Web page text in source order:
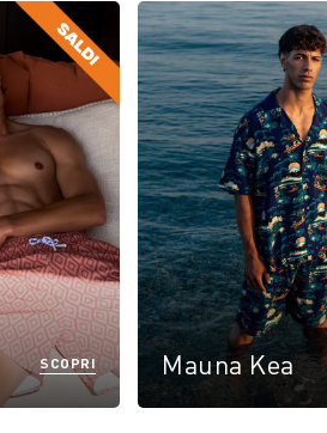
SCOPRI Mauna Kea